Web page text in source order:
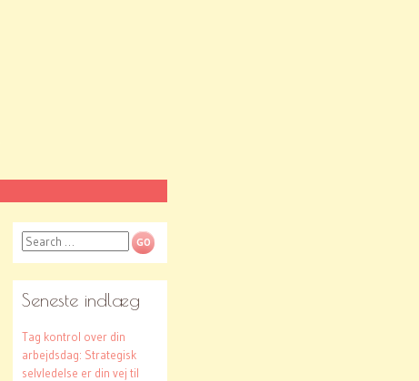
Search
Seneste indlæg
Tag kontrol over din
arbejdsdag: Strategisk
selvledelse er din vej til